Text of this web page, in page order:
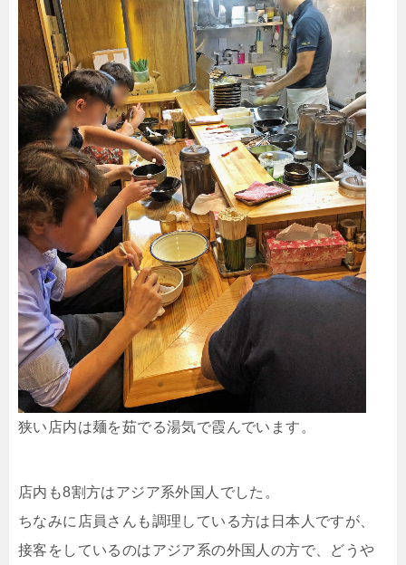
狭い店内は麺を茹でる湯気で霞んでいます。
店内も8割方はアジア系外国人でした。
ちなみに店員さんも調理している方は日本人ですが、
接客をしているのはアジア系の外国人の方で、どうや